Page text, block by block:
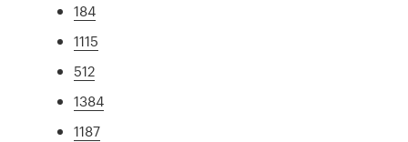
184
1115
512
1384
1187